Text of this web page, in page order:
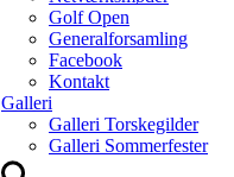
Golf Open
Generalforsamling
Facebook
Kontakt
Galleri
Galleri Torskegilder
Galleri Sommerfester